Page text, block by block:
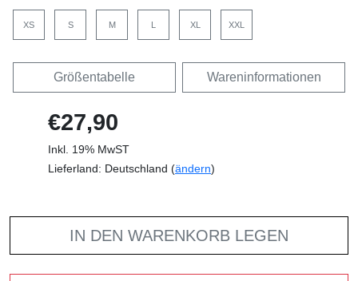
XS S M L XL XXL
Größentabelle Wareninformationen
€27,90
Inkl. 19% MwST
Lieferland: Deutschland (ändern)
IN DEN WARENKORB LEGEN